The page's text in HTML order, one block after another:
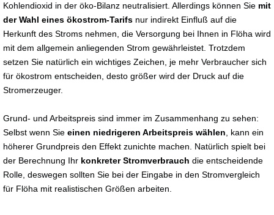
Kohlendioxid in der öko-Bilanz neutralisiert. Allerdings können Sie mit
der Wahl eines ökostrom-Tarifs nur indirekt Einfluß auf die
Herkunft des Stroms nehmen, die Versorgung bei Ihnen in Flöha wird
mit dem allgemein anliegenden Strom gewährleistet. Trotzdem
setzen Sie natürlich ein wichtiges Zeichen, je mehr Verbraucher sich
für ökostrom entscheiden, desto größer wird der Druck auf die
Stromerzeuger.
Grund- und Arbeitspreis sind immer im Zusammenhang zu sehen:
Selbst wenn Sie einen niedrigeren Arbeitspreis wählen , kann ein
höherer Grundpreis den Effekt zunichte machen. Natürlich spielt bei
der Berechnung Ihr konkreter Stromverbrauch die entscheidende
Rolle, deswegen sollten Sie bei der Eingabe in den Stromvergleich
für Flöha mit realistischen Größen arbeiten.